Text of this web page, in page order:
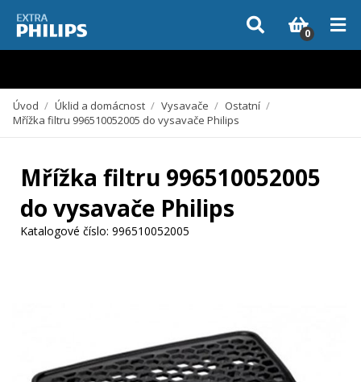
Vzhledem k aktuální situaci se může dodání dílů, které nejsou skladem,
zpozdit. Děkujeme za pochopení.
0
Úvod / Úklid a domácnost / Vysavače / Ostatní /
Mřížka filtru 996510052005 do vysavače Philips
Mřížka filtru 996510052005
do vysavače Philips
Katalogové číslo: 996510052005